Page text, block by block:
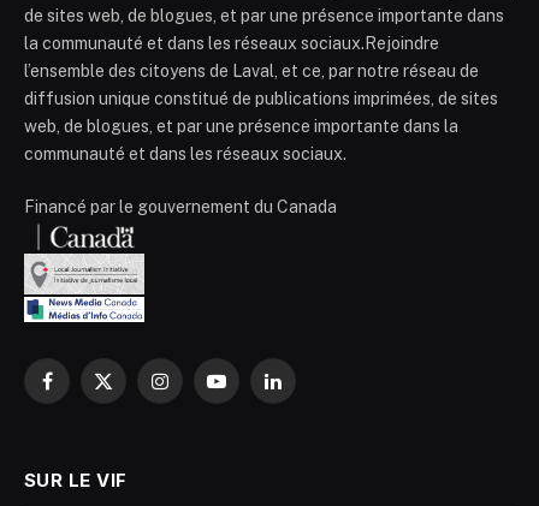
de sites web, de blogues, et par une présence importante dans
la communauté et dans les réseaux sociaux.Rejoindre
l’ensemble des citoyens de Laval, et ce, par notre réseau de
diffusion unique constitué de publications imprimées, de sites
web, de blogues, et par une présence importante dans la
communauté et dans les réseaux sociaux.
Financé par le gouvernement du Canada
Facebook
X
InstagramYouTubeLinkedIn
SUR LE VIF